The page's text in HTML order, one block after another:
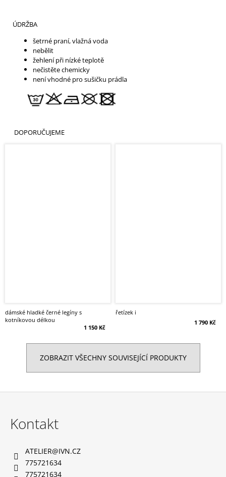
ÚDRŽBA
šetrné praní, vlažná voda
nebělit
žehlení při nízké teplotě
nečistěte chemicky
není vhodné pro sušičku prádla
DOPORUČUJEME
dámské hladké černé legíny s
kotníkovou délkou
1 150 Kč
řetízek i
1 790 Kč
ZOBRAZIT VŠECHNY SOUVISEJÍCÍ PRODUKTY
Kontakt
ATELIER@IVN.CZ
775721634
775721634